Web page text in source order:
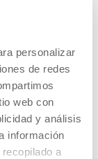
personalizar
de redes
web con
y análisis
información
a